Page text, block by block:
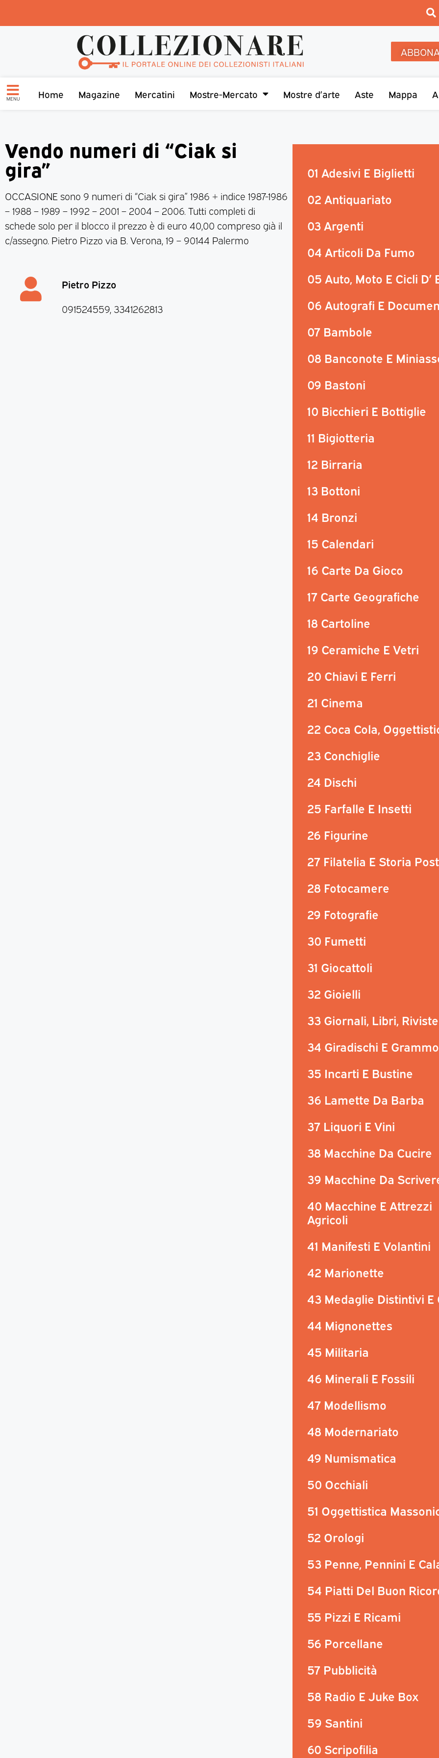
MENU Home Magazine Mercatini Mostre-Mercato Mostre d’arte Aste Mappa
Vendo numeri di “Ciak si
gira”
OCCASIONE sono 9 numeri di “Ciak si gira” 1986 + indice 1987-1986
– 1988 – 1989 – 1992 – 2001 – 2004 – 2006. Tutti completi di
schede solo per il blocco il prezzo è di euro 40,00 compreso già il
c/assegno. Pietro Pizzo via B. Verona, 19 – 90144 Palermo
Pietro Pizzo
091524559, 3341262813
01 Adesivi E Biglietti
02 Antiquariato
03 Argenti
04 Articoli Da Fumo
05 Auto, Moto E Cicli D’
06 Autografi E
07 Bambole
08 Banconote E
09 Bastoni
10 Bicchieri E Bottiglie
11 Bigiotteria
12 Birraria
13 Bottoni
14 Bronzi
15 Calendari
16 Carte Da Gioco
17 Carte Geografiche
18 Cartoline
19 Ceramiche E Vetri
20 Chiavi E Ferri
21 Cinema
22 Coca Cola,
23 Conchiglie
24 Dischi
25 Farfalle E Insetti
26 Figurine
27 Filatelia E Storia
28 Fotocamere
29 Fotografie
30 Fumetti
31 Giocattoli
32 Gioielli
33 Giornali, Libri, Riviste
34 Giradischi E
35 Incarti E Bustine
36 Lamette Da Barba
37 Liquori E Vini
38 Macchine Da Cucire
39 Macchine Da
40 Macchine E Attrezzi
Agricoli
41 Manifesti E Volantini
42 Marionette
43 Medaglie Distintivi E
44 Mignonettes
45 Militaria
46 Minerali E Fossili
47 Modellismo
48 Modernariato
49 Numismatica
50 Occhiali
51 Oggettistica
52 Orologi
53 Penne, Pennini E
54 Piatti Del Buon
55 Pizzi E Ricami
56 Porcellane
57 Pubblicità
58 Radio E Juke Box
59 Santini
60 Scripofilia